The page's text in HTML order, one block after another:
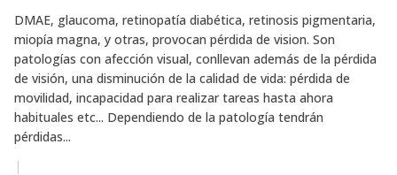
DMAE, glaucoma, retinopatía diabética, retinosis pigmentaria,
miopía magna, y otras, provocan pérdida de vision. Son
patologías con afección visual, conllevan además de la pérdida
de visión, una disminución de la calidad de vida: pérdida de
movilidad, incapacidad para realizar tareas hasta ahora
habituales etc... Dependiendo de la patología tendrán
pérdidas...
|